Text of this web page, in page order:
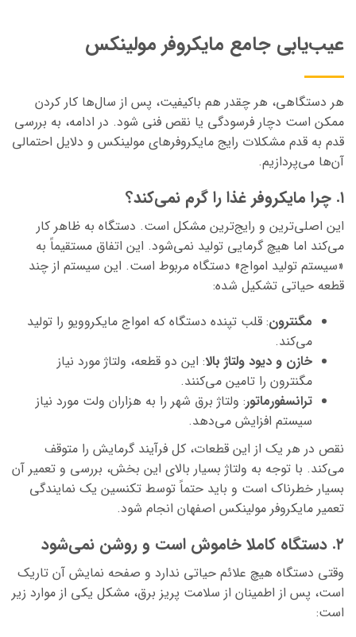
عیب‌یابی جامع مایکروفر مولینکس
هر دستگاهی، هر چقدر هم باکیفیت، پس از سال‌ها کار کردن
ممکن است دچار فرسودگی یا نقص فنی شود. در ادامه، به بررسی
قدم به قدم مشکلات رایج مایکروفرهای مولینکس و دلایل احتمالی
آن‌ها می‌پردازیم.
۱. چرا مایکروفر غذا را گرم نمی‌کند؟
این اصلی‌ترین و رایج‌ترین مشکل است. دستگاه به ظاهر کار
می‌کند اما هیچ گرمایی تولید نمی‌شود. این اتفاق مستقیماً به
«سیستم تولید امواج» دستگاه مربوط است. این سیستم از چند
قطعه حیاتی تشکیل شده:
مگنترون: قلب تپنده دستگاه که امواج مایکروویو را تولید
می‌کند.
خازن و دیود ولتاژ بالا: این دو قطعه، ولتاژ مورد نیاز
مگنترون را تامین می‌کنند.
ترانسفورماتور: ولتاژ برق شهر را به هزاران ولت مورد نیاز
سیستم افزایش می‌دهد.
نقص در هر یک از این قطعات، کل فرآیند گرمایش را متوقف
می‌کند. با توجه به ولتاژ بسیار بالای این بخش، بررسی و تعمیر آن
بسیار خطرناک است و باید حتماً توسط تکنسین یک نمایندگی
تعمیر مایکروفر مولینکس اصفهان انجام شود.
۲. دستگاه کاملا خاموش است و روشن نمی‌شود
وقتی دستگاه هیچ علائم حیاتی ندارد و صفحه نمایش آن تاریک
است، پس از اطمینان از سلامت پریز برق، مشکل یکی از موارد زیر
است: